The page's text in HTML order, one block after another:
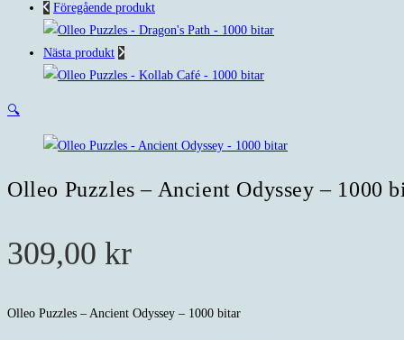
webbplatsFöregående produkt
Nästa produkt
🔍
Olleo Puzzles – Ancient Odyssey – 1000
309,00 kr
Olleo Puzzles – Ancient Odyssey – 1000 bitar